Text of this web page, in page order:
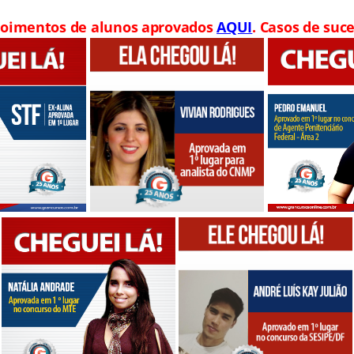
de alunos aprovadosAQUI. Casos de